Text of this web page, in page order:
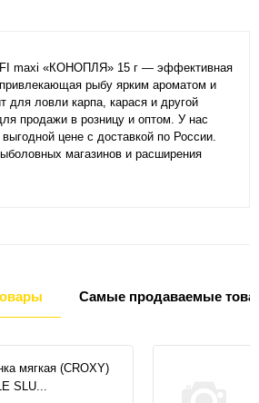
maxi «КОНОПЛЯ» 15 г — эффективная
рыбу ярким ароматом и
для ловли карпа, карася и другой
продажи в розницу и оптом. У нас
цене с доставкой по России.
магазинов и расширения
Самые продаваемые
мягкая (CROXY)
SLU...